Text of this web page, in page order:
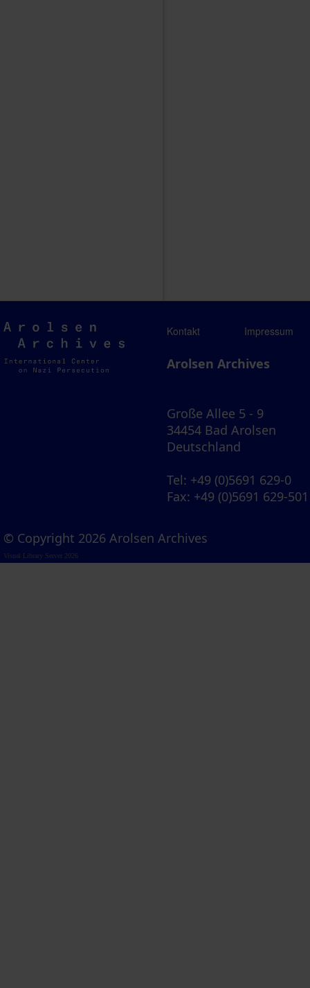
Arolsen
Archives
Kontakt Impressum
Arolsen Archives
Große Allee 5 - 9
34454 Bad Arolsen
Deutschland
Tel: +49 (0)5691 629-0
Fax: +49 (0)5691 629-501
© Copyright 2026 Arolsen Archives
Visual Library Server 2026